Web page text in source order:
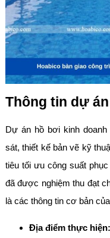
Thông tin dự án
Dự án hồ bơi kinh
sát, thiết kế bản vẽ kỹ
tiêu tối ưu công suất
đã được nghiệm thu đạt
là các thông tin cơ bản
Địa điểm thực hiện: